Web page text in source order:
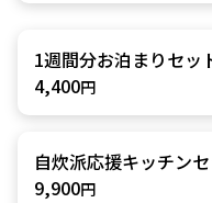
1週間分お泊まりセッ
4,400円
自炊派応援キッチン
9,900円